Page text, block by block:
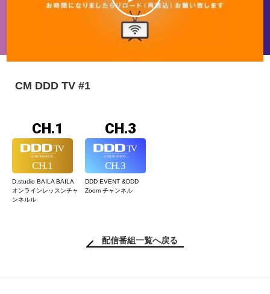
CM DDD TV #1
CH.1
D.studio BAILA BAILA
オンラインレッスンチャ
ンネルル
CH.3
DDD EVENT &DDD
Zoom チャンネル
配信番組一覧へ戻る